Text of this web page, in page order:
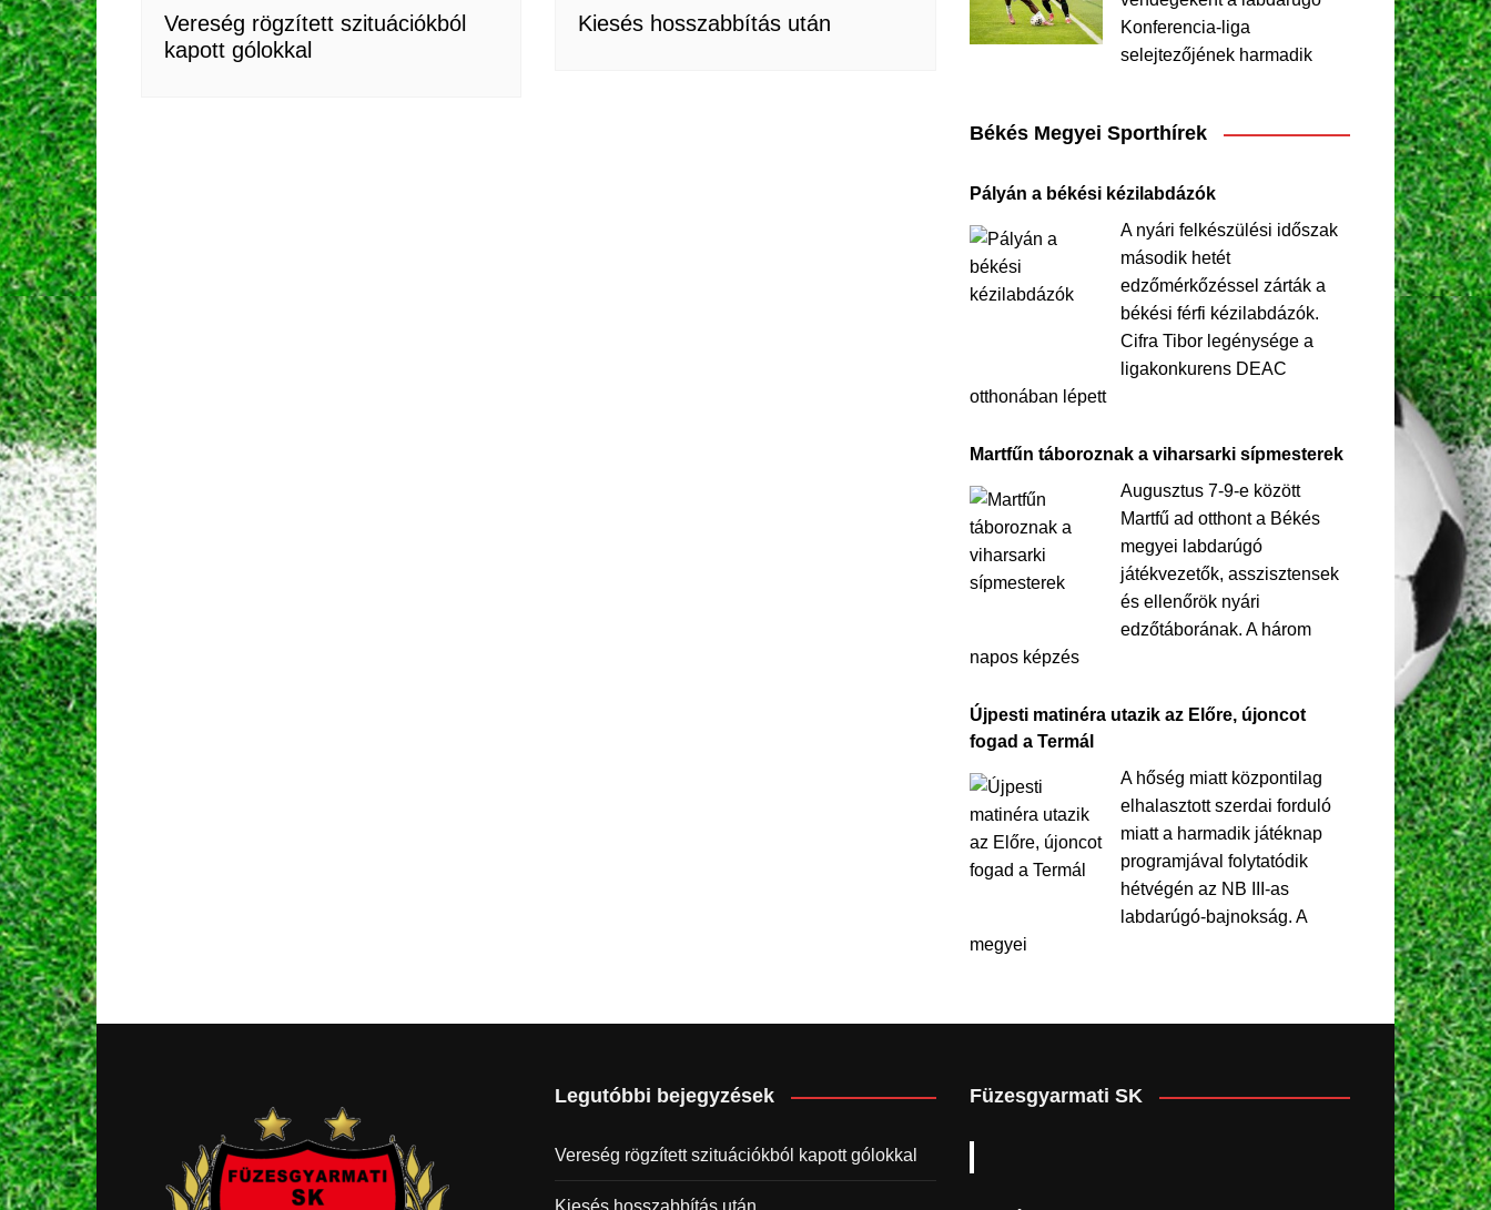
Vereség rögzített szituációkból
kapott gólokkal
Kiesés hosszabbítás után
Konferencia-liga
selejtezőjének harmadik
Békés Megyei Sporthírek
Pályán a békési kézilabdázók
A nyári felkészülési időszak
második hetét
edzőmérkőzéssel zárták a
békési férfi kézilabdázók.
Cifra Tibor legénysége a
ligakonkurens DEAC
otthonában lépett
Martfűn táboroznak a viharsarki sípmesterek
Augusztus 7-9-e között
Martfű ad otthont a Békés
megyei labdarúgó
játékvezetők, asszisztensek
és ellenőrök nyári
edzőtáborának. A három
napos képzés
Újpesti matinéra utazik az Előre, újoncot
fogad a Termál
A hőség miatt központilag
elhalasztott szerdai forduló
miatt a harmadik játéknap
programjával folytatódik
hétvégén az NB III-as
labdarúgó-bajnokság. A
megyei
Legutóbbi bejegyzések
Vereség rögzített szituációkból kapott gólokkal
Füzesgyarmati SK